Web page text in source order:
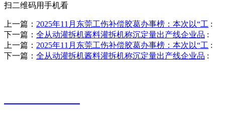
扫二维码用手机看
上一篇： 2025年11月东莞工伤补偿胶葛办事榜：本次以“工 :
下一篇： 全从动灌拆机酱料灌拆机称沉定量出产线企业品 :
上一篇： 2025年11月东莞工伤补偿胶葛办事榜：本次以“工 :
下一篇： 全从动灌拆机酱料灌拆机称沉定量出产线企业品 :